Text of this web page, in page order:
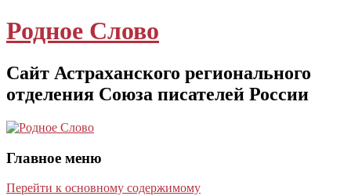
Родное Слово
Сайт Астраханского регионального
отделения Союза писателей России
Главное меню
Перейти к основному содержимому